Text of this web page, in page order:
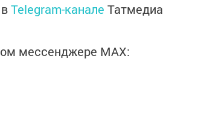
Telegram-канале Татмедиа
мессенджере MАХ: